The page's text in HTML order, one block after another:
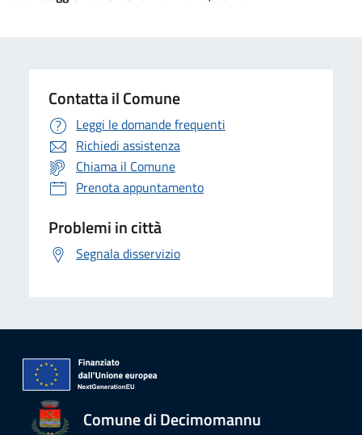
Contatta il Comune
Leggi le domande frequenti
Richiedi assistenza
Chiama il Comune
Prenota appuntamento
Problemi in città
Segnala disservizio
Comune di Decimomannu